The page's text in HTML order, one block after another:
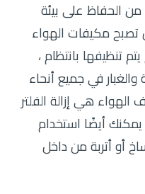
الحفاظ على بيئة
مكيفات الهواء
تنظيفها بانتظام ،
في جميع أنحاء
هي إزالة الفلتر
أيضًا استخدام
أو أتربة من داخل